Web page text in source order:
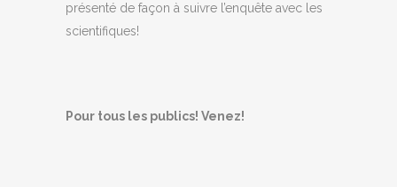
présenté de façon à suivre l’enquête avec les
scientifiques!
Pour tous les publics! Venez!